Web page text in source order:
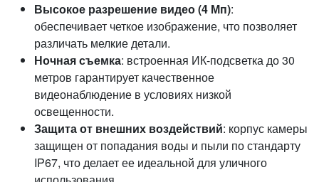
Высокое разрешение видео (4 Мп):
обеспечивает четкое изображение, что позволяет
различать мелкие детали.
Ночная съемка: встроенная ИК-подсветка до 30
метров гарантирует качественное
видеонаблюдение в условиях низкой
освещенности.
Защита от внешних воздействий: корпус камеры
защищен от попадания воды и пыли по стандарту
IP67, что делает ее идеальной для уличного